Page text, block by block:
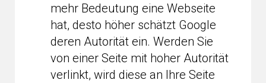
mehr Bedeutung eine Webseite
hat, desto höher schätzt Google
deren Autorität ein. Werden Sie
von einer Seite mit hoher Autorität
verlinkt, wird diese an Ihre Seite